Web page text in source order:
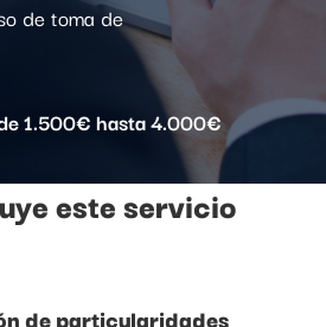
de toma de
1.500€ hasta 4.000€
este servicio
de particularidades